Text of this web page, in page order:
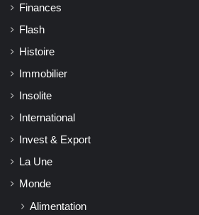
Finances
Flash
Histoire
Immobilier
Insolite
International
Invest & Export
La Une
Monde
Alimentation